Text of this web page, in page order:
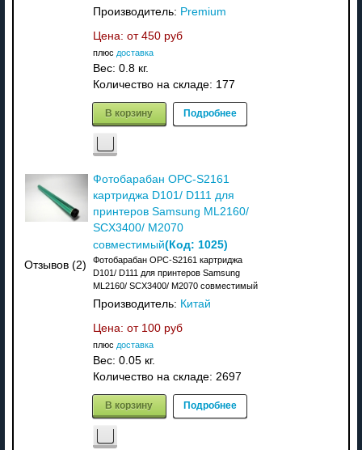
Производитель: Premium
Цена: от 450 руб
плюс доставка
Вес: 0.8 кг.
Количество на складе: 177
В корзину Подробнее
Отзывов (2)
Фотобарабан OPC-S2161
картриджа D101/ D111 для
принтеров Samsung ML2160/
SCX3400/ M2070
совместимый(Код: 1025)
Фотобарабан OPC-S2161 картриджа
D101/ D111 для принтеров Samsung
ML2160/ SCX3400/ M2070 совместимый
Производитель: Китай
Цена: от 100 руб
плюс доставка
Вес: 0.05 кг.
Количество на складе: 2697
В корзину Подробнее